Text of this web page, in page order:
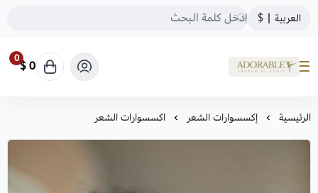
العربية |
$
ADORABLE
0 0 $
الرئيسية إكسسوارات الشعر اكسسوارات الشعر